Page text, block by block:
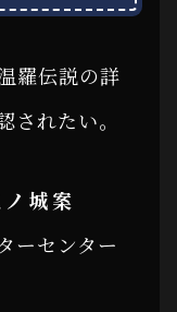
羅伝説の詳
されたい。
城案
ーセンター